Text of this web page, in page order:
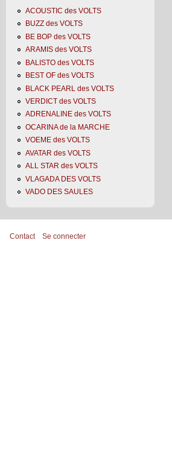
ACOUSTIC des VOLTS
BUZZ des VOLTS
BE BOP des VOLTS
ARAMIS des VOLTS
BALISTO des VOLTS
BEST OF des VOLTS
BLACK PEARL des VOLTS
VERDICT des VOLTS
ADRENALINE des VOLTS
OCARINA de la MARCHE
VOEME des VOLTS
AVATAR des VOLTS
ALL STAR des VOLTS
VLAGADA DES VOLTS
VADO DES SAULES
Contact Se connecter